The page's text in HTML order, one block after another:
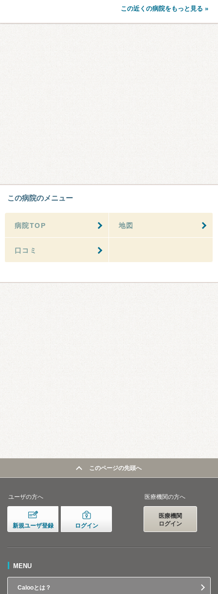
この近くの病院をもっと見る »
この病院のメニュー
病院TOP 地図
口コミ
このページの先頭へ
ユーザの方へ
新規ユーザ登録 ログイン
医療機関の方へ
医療機関
ログイン
MENU
Calooとは？